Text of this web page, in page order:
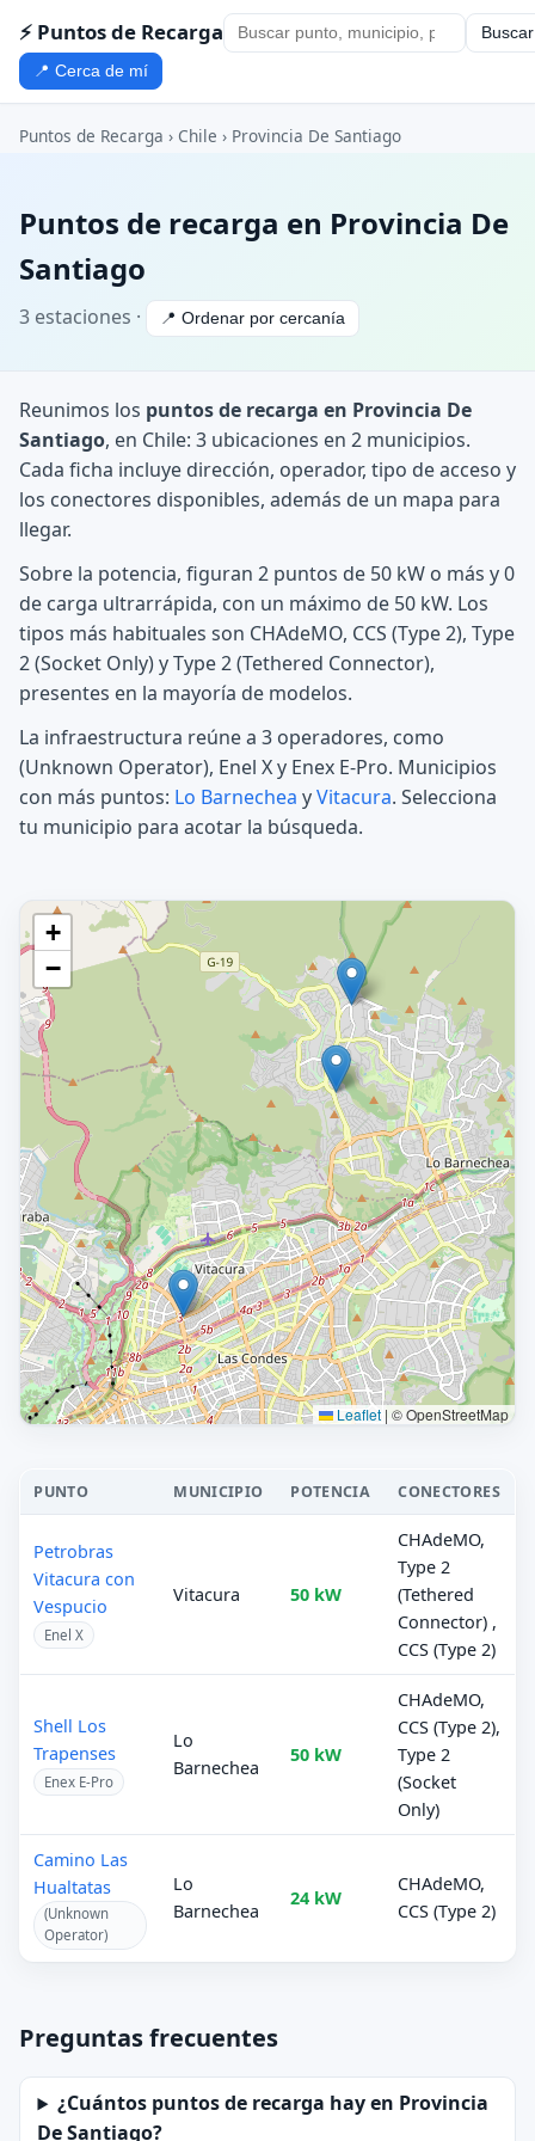
⚡ Puntos de Recarga Buscar
📍 Cerca de mí
Puntos de Recarga › Chile › Provincia De Santiago
Puntos de recarga en Provincia De
Santiago
3 estaciones · 📍 Ordenar por cercanía
Reunimos los puntos de recarga en Provincia De
Santiago, en Chile: 3 ubicaciones en 2 municipios.
Cada ficha incluye dirección, operador, tipo de acceso y
los conectores disponibles, además de un mapa para
llegar.
Sobre la potencia, figuran 2 puntos de 50 kW o más y 0
de carga ultrarrápida, con un máximo de 50 kW. Los
tipos más habituales son CHAdeMO, CCS (Type 2), Type
2 (Socket Only) y Type 2 (Tethered Connector),
presentes en la mayoría de modelos.
La infraestructura reúne a 3 operadores, como
(Unknown Operator), Enel X y Enex E-Pro. Municipios
con más puntos: Lo Barnechea yVitacura. Selecciona
tu municipio para acotar la búsqueda.
+
−
Leaflet | © OpenStreetMap
PUNTO MUNICIPIO POTENCIA CONECTORES
Petrobras
Vitacura con
Vespucio
Enel X
Vitacura 50 kW
CHAdeMO,
Type 2
(Tethered
Connector) ,
CCS (Type 2)
Shell Los
Trapenses
Enex E-Pro
Lo
Barnechea
50 kW
CHAdeMO,
CCS (Type 2),
Type 2
(Socket
Only)
Camino Las
Hualtatas
(Unknown
Operator)
Lo
Barnechea
24 kW
CHAdeMO,
CCS (Type 2)
Preguntas frecuentes
¿Cuántos puntos de recarga hay en Provincia
De Santiago?